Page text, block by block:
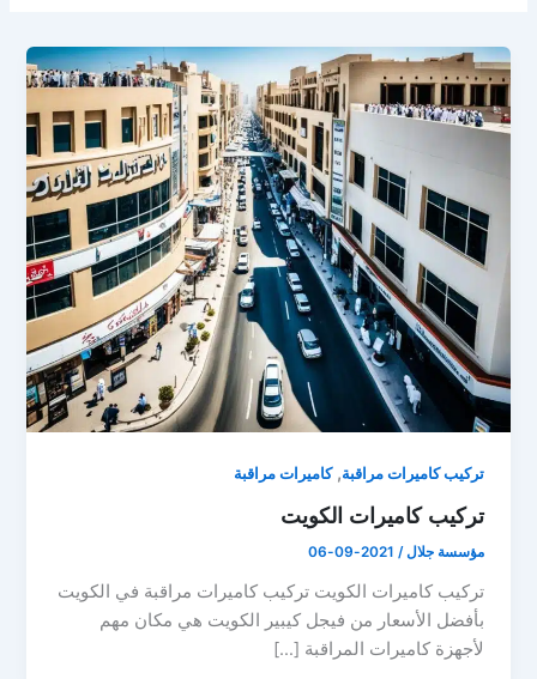
تركيب كاميرات مراقبة,كاميرات مراقبة
تركيب كاميرات الكويت
مؤسسة جلال/
2021-09-06
تركيب كاميرات الكويت تركيب كاميرات مراقبة في الكويت
بأفضل الأسعار من فيجل كيبير الكويت هي مكان مهم
لأجهزة كاميرات المراقبة […]